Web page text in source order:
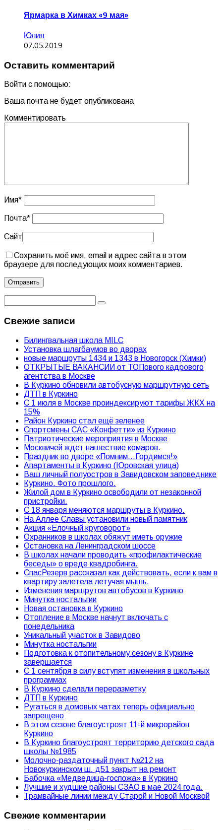
Ярмарка в Химках «9 мая»
Юлия
07.05.2019
Оставить комментарий
Войти с помощью:
Ваша почта не будет опубликована
Комментировать
Имя*
Почта*
Сайт
Сохранить моё имя, email и адрес сайта в этом
браузере для последующих моих комментариев.
Свежие записи
Билингвальная школа MILC
Установка шлагбаумов во дворах
новые маршруты 1434 и 1343 в Новогорск (Химки)
ОТКРЫТЫЕ ВАКАНСИИ от ТОПового кадрового
агентства в Москве
В Куркино обновили автобусную маршрутную сеть
ДТП в Куркино
С 1 июля в Москве проиндексируют тарифы ЖКХ на
15%
Район Куркино стал ещё зеленее
Спортсмены САС «Конфетти» из Куркино
Патриотические мероприятия в Москве
Москвичей ждет нашествие комаров.
Праздник во дворе «Помним…Гордимся!»
Апартаменты в Куркино (Юровская улица)
Ваш личный полуостров в Завидовском заповеднике
Куркино. Фото прошлого.
Жилой дом в Куркино освободили от незаконной
пристройки.
С 18 января меняются маршруты в Куркино.
На Аллее Славы установили новый памятник
Акция «Елочный круговорот»
Охранников в школах обяжут иметь оружие
Остановка на Ленинградском шоссе
В школах начали проводить «профилактические
беседы» о вреде квадробинга.
СпасРезерв рассказал как действовать, если к вам в
квартиру залетела летучая мышь.
Изменения маршрутов автобусов в Куркино
Минутка ностальгии
Новая остановка в Куркино
Отопление в Москве начнут включать с
понедельника
Уникальный участок в Завидово
Минутка ностальгии
Подготовка к отопительному сезону в Куркине
завершается
С 1 сентября в силу вступят изменения в школьных
программах
В Куркино сделали переразметку
ДТП в Куркино
Ругаться в домовых чатах теперь официально
запрещено
В этом сезоне благоустроят 11-й микрорайон
Куркино
В Куркино благоустроят территорию детского сада
школы №1985
Молочно-раздаточный пункт №212 на
Новокуркинском ш. д51 закрыт на ремонт
Бабочка «Медведица-госпожа» в Куркино
Лучшие и худшие районы СЗАО в мае 2024 года.
Трамвайные линии между Старой и Новой Москвой
Свежие комментарии